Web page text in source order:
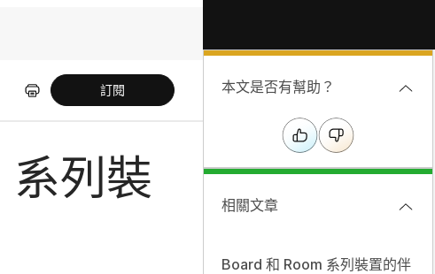
訂閱
列裝
本文是否有幫助？
相關文章
Board 和 Room 系列裝置的伴